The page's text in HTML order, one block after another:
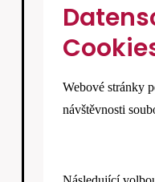
Webové stránky
návštěvnosti